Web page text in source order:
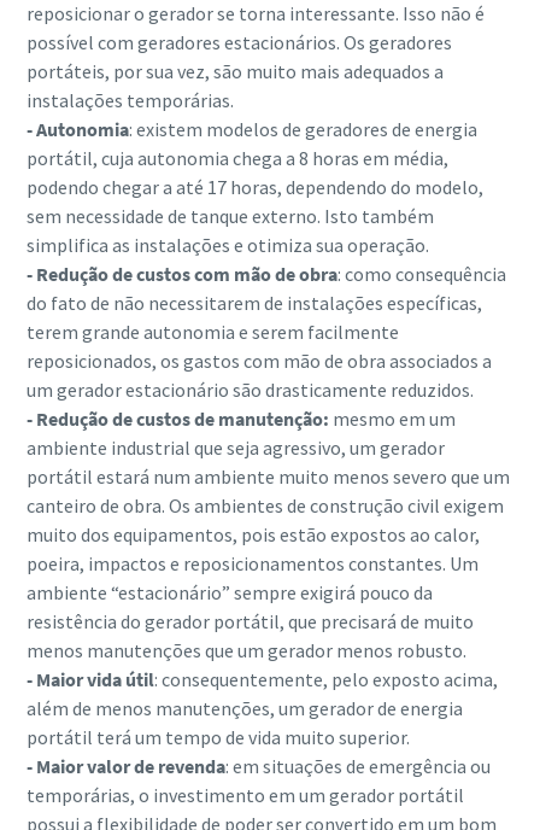
reposicionar o gerador se torna interessante. Isso não é
possível com geradores estacionários. Os geradores
portáteis, por sua vez, são muito mais adequados a
instalações temporárias.
- Autonomia: existem modelos de geradores de energia
portátil, cuja autonomia chega a 8 horas em média,
podendo chegar a até 17 horas, dependendo do modelo,
sem necessidade de tanque externo. Isto também
simplifica as instalações e otimiza sua operação.
- Redução de custos com mão de obra: como consequência
do fato de não necessitarem de instalações específicas,
terem grande autonomia e serem facilmente
reposicionados, os gastos com mão de obra associados a
um gerador estacionário são drasticamente reduzidos.
- Redução de custos de manutenção: mesmo em um
ambiente industrial que seja agressivo, um gerador
portátil estará num ambiente muito menos severo que um
canteiro de obra. Os ambientes de construção civil exigem
muito dos equipamentos, pois estão expostos ao calor,
poeira, impactos e reposicionamentos constantes. Um
ambiente “estacionário” sempre exigirá pouco da
resistência do gerador portátil, que precisará de muito
menos manutenções que um gerador menos robusto.
- Maior vida útil: consequentemente, pelo exposto acima,
além de menos manutenções, um gerador de energia
portátil terá um tempo de vida muito superior.
- Maior valor de revenda: em situações de emergência ou
temporárias, o investimento em um gerador portátil
possui a flexibilidade de poder ser convertido em um bom